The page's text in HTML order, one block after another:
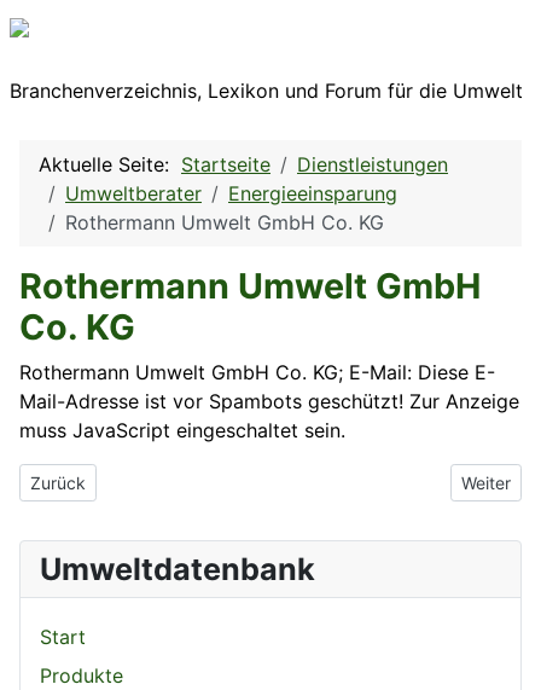
Branchenverzeichnis, Lexikon und Forum für die Umwelt
Aktuelle Seite: Startseite
Dienstleistungen
Umweltberater
Energieeinsparung
Rothermann Umwelt GmbH Co. KG
Rothermann Umwelt GmbH
Co. KG
Rothermann Umwelt GmbH Co. KG; E-Mail: Diese E-
Mail-Adresse ist vor Spambots geschützt! Zur Anzeige
muss JavaScript eingeschaltet sein.
Vorheriger Beitrag: Ritter Energie und Umwelttechnik GmbH +
Zurück Nächster
Weiter
Umweltdatenbank
Start
Produkte